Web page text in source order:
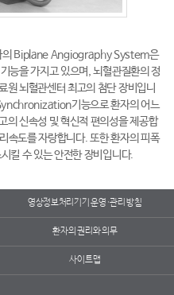
의 Biplane Angiography System은
능을 가지고 있으며, 뇌혈관질환의 정
원 뇌혈관센터 최고의 첨단 장비입니
기능으로 환자의 어느
의 신속성 및 혁신적 편의성을 제공합
속도를 자랑합니다. 또한 환자의 피폭
킬 수 있는 안전한 장비입니다.
영상정보처리기기 운영·관리 방침
환자의 권리와 의무
사이트맵